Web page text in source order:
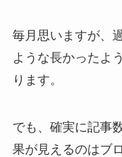
毎月思いますが、
ような長かったよ
ります。
でも、確実に記事
果が見えるのはブ